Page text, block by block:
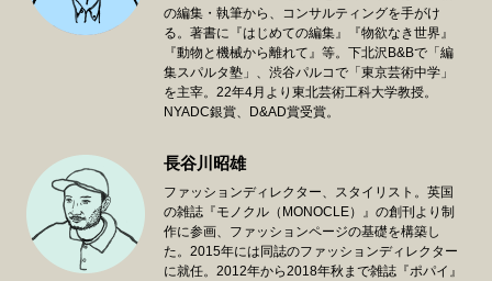
の編集・執筆から、コンサルティングを手がけ
る。著書に『はじめての編集』『物欲なき世界』
『動物と機械から離れて』等。下北沢B&Bで「編
集スパルタ塾」、渋谷パルコで「東京芸術中学」
を主宰。22年4月より東北芸術工科大学教授。
NYADC銀賞、D&AD賞受賞。
長谷川昭雄
ファッションディレクター、スタイリスト。英国
の雑誌『モノクル（MONOCLE）』の創刊より制
作に参画、ファッションページの基礎を構築し
た。2015年には同誌のファッションディレクター
に就任。2012年から2018年秋まで雑誌『ポパイ』